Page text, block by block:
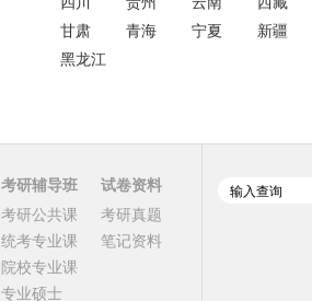
甘肃
青海 宁夏 新疆
黑龙江
考研辅导班
考研公共课
统考专业课
院校专业课
专业硕士
试卷资料
考研真题
笔记资料